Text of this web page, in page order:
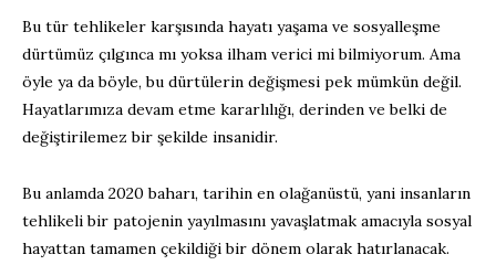
Bu tür tehlikeler karşısında hayatı yaşama ve sosyalleşme
dürtümüz çılgınca mı yoksa ilham verici mi bilmiyorum. Ama
öyle ya da böyle, bu dürtülerin değişmesi pek mümkün değil.
Hayatlarımıza devam etme kararlılığı, derinden ve belki de
değiştirilemez bir şekilde insanidir.
Bu anlamda 2020 baharı, tarihin en olağanüstü, yani insanların
tehlikeli bir patojenin yayılmasını yavaşlatmak amacıyla sosyal
hayattan tamamen çekildiği bir dönem olarak hatırlanacak.